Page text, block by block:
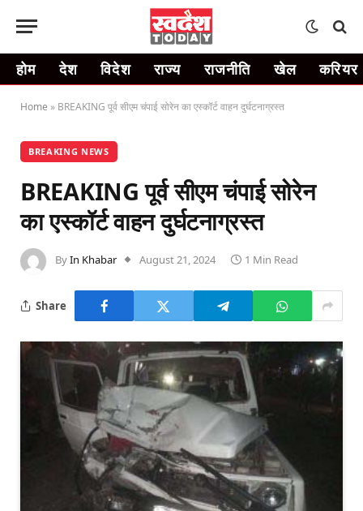
होम देश विदेश राज्य राजनीति खेल करियर
Home » BREAKING पूर्व सीएम चंपाई सोरेन का एस्कॉर्ट वाहन दुर्घटनाग्रस्त
BREAKING NEWS
BREAKING पूर्व सीएम चंपाई सोरेन
का एस्कॉर्ट वाहन दुर्घटनाग्रस्त
ByIn Khabar August 21, 2024 1 Min Read
Share